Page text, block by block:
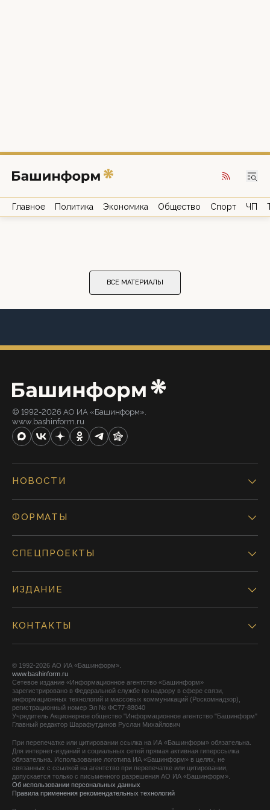
Главное Политика Экономика Общество Спорт ЧП
ВСЕ МАТЕРИАЛЫ
© 1992-2026 АО ИА «Башинформ».
www.bashinform.ru
НОВОСТИ
ФОРМАТЫ
СПЕЦПРОЕКТЫ
ИЗДАНИЕ
КОНТАКТЫ
© 1992-2026 АО ИА «Башинформ».
www.bashinform.ru
Сетевое издание «Информационное агентство «Башинформ»
зарегистрировано в Федеральной службе по надзору в сфере связи,
информационных технологий и массовых коммуникаций (Роскомнадзор),
регистрационный номер Эл № ФС77-88040
Учредитель Акционерное общество "Информационное агентство "Башинформ"
Главный редактор Шарафутдинов Руслан Михайлович
При перепечатке или цитировании ссылка на ИА «Башинформ» обязательна.
Для интернет-изданий и социальных сетей прямая активная гиперссылка
обязательна. Использование логотипа ИА «Башинформ» в целях, не
связанных с ссылкой на агентство при перепечатке или цитировании,
допускается только с письменного разрешения АО ИА «Башинформ».
Об использовании персональных данных
Правила применения рекомендательных технологий